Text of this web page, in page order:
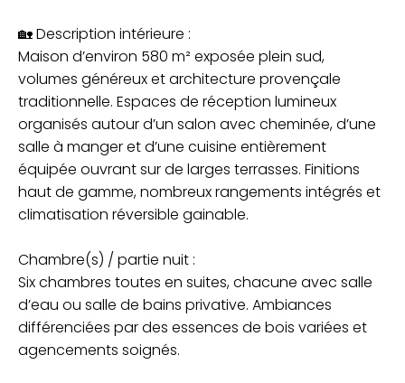
🏡 Description intérieure :
Maison d’environ 580 m² exposée plein sud,
volumes généreux et architecture provençale
traditionnelle. Espaces de réception lumineux
organisés autour d’un salon avec cheminée, d’une
salle à manger et d’une cuisine entièrement
équipée ouvrant sur de larges terrasses. Finitions
haut de gamme, nombreux rangements intégrés et
climatisation réversible gainable.
Chambre(s) / partie nuit :
Six chambres toutes en suites, chacune avec salle
d’eau ou salle de bains privative. Ambiances
différenciées par des essences de bois variées et
agencements soignés.